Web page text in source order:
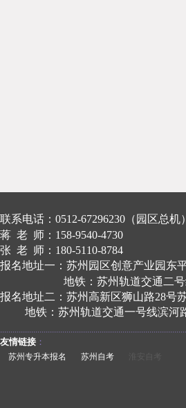
友情链接 ：
苏州专升本报名 苏州自考
联系电话： 0512-67296230 （园区总
蒋 老 师： 158-9540-4730
张 老 师： 180-5110-8784
报名地址一：苏州园区创意产业园东
地铁：苏州轨道交通二
报名地址二：苏州高新区狮山路28号
地铁：苏州轨道交通一号线滨河